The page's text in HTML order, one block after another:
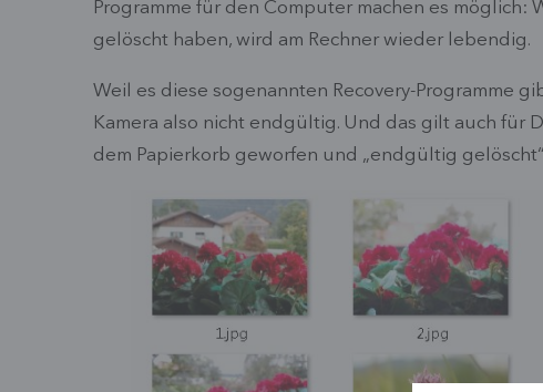
Programme für den Computer machen es möglich:
gelöscht haben, wird am Rechner wieder lebendig.
Weil es diese sogenannten Recovery-Programme
Kamera also nicht endgültig. Und das gilt auch für
dem Papierkorb geworfen und „endgültig